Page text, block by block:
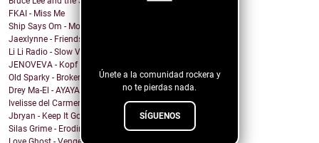
Únete a la comunidad rockera y
no te pierdas nada.
SÍGUENOS
FKAI - Miss Me
Ship Says Om - Mother Director
Jaexlynne - Friends Like You
Li Li Radio - Slow View
JENOVEVA - Kopf auf
Old Sparky - Broken City Blues
Drey Ma-El - AYAYAI
Ivelisse del Carmen - Mi Sangre Baila
Jbryan - Keep It Going
Silas Grime - Eroding Grace